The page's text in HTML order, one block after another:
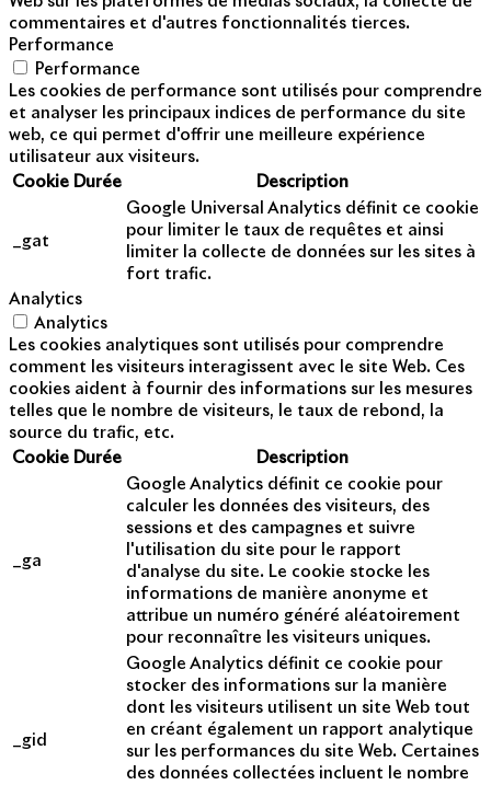
commentaires et d'autres fonctionnalités tierces.
Performance
Performance
Les cookies de performance sont utilisés pour comprendre
et analyser les principaux indices de performance du site
web, ce qui permet d'offrir une meilleure expérience
utilisateur aux visiteurs.
Cookie Durée Description
_gat
Google Universal Analytics définit ce cookie
pour limiter le taux de requêtes et ainsi
limiter la collecte de données sur les sites à
fort trafic.
Analytics
Analytics
Les cookies analytiques sont utilisés pour comprendre
comment les visiteurs interagissent avec le site Web. Ces
cookies aident à fournir des informations sur les mesures
telles que le nombre de visiteurs, le taux de rebond, la
source du trafic, etc.
Cookie Durée Description
_ga
Google Analytics définit ce cookie pour
calculer les données des visiteurs, des
sessions et des campagnes et suivre
l'utilisation du site pour le rapport
d'analyse du site. Le cookie stocke les
informations de manière anonyme et
attribue un numéro généré aléatoirement
pour reconnaître les visiteurs uniques.
_gid
Google Analytics définit ce cookie pour
stocker des informations sur la manière
dont les visiteurs utilisent un site Web tout
en créant également un rapport analytique
sur les performances du site Web. Certaines
des données collectées incluent le nombre